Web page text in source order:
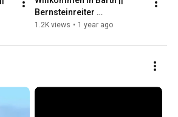
Bernsteinreiter
Erlebnisreiterhöfe
1.2K views • 1 year ago